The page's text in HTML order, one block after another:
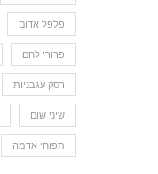
פלפל אדום
פרורי לחם
רסק עגבניות
שיני שום
תפוחי אדמה